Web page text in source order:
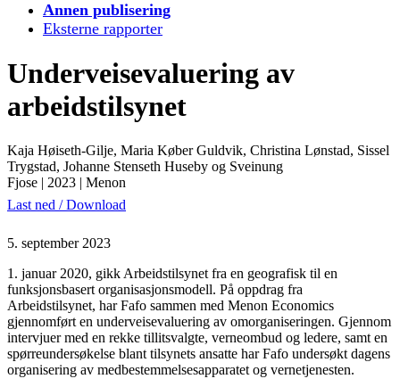
Annen publisering
Eksterne rapporter
Underveisevaluering av
arbeidstilsynet
Kaja Høiseth-Gilje, Maria Køber Guldvik, Christina Lønstad, Sissel
Trygstad, Johanne Stenseth Huseby og Sveinung
Fjose | 2023 | Menon
Last ned / Download
5. september 2023
1. januar 2020, gikk Arbeidstilsynet fra en geografisk til en
funksjonsbasert organisasjonsmodell. På oppdrag fra
Arbeidstilsynet, har Fafo sammen med Menon Economics
gjennomført en underveisevaluering av omorganiseringen. Gjennom
intervjuer med en rekke tillitsvalgte, verneombud og ledere, samt en
spørreundersøkelse blant tilsynets ansatte har Fafo undersøkt dagens
organisering av medbestemmelsesapparatet og vernetjenesten.